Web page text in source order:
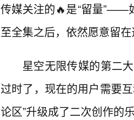
传媒关注的🔥是“留量”——
至全集之后，依然愿意留在
星空无限传媒的第二
过时了，现在的用户需要
论区”升级成了二次创作的